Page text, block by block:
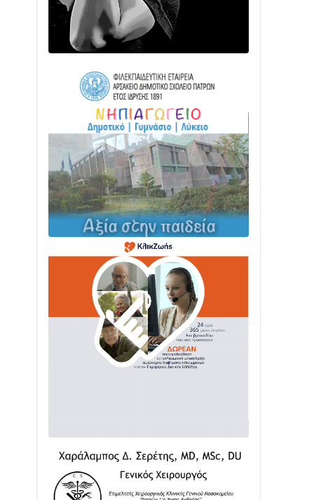
Δωρίδα για Όλους: «Καμία εκχώρηση
των νερών στην ΕΥΔΑΠ»
28/07 • 21:46
κυκλοφορεί
24/07 • 11:31
Γιορτή της Τράτας 2026 | Ερατεινή
Δωρίδας: Παράδοση, Χορός & Γλέντι!
08/08 • 12:01
ΤΟ ΠΑΡΤΥ ΣΥΝΕΧΙΖΕΤΑΙ…
05/08 • 08:41
Στο σκοτάδι μεγάλο μέρος στο Λυγιά
Ναυπάκτου
04/08 • 19:47
Σε τροχιά υλοποίησης η Παράκαμψη
του Κέντρου της Ναυπάκτου
04/08 • 12:08
Σε φουλ ρυθμούς το τμήμα Βόνιτσα –
Άγιος Νικόλαος | Αυτοψία Καββαδά
03/08 • 11:11
Με Αρχιερατική Λαμπρότητα η
Ενισχύεται η Πολιτική Προστασία στο
Δήμο Αγρινίου με δύο νέα υδροφόρα
οχήματα
02/08 • 18:26